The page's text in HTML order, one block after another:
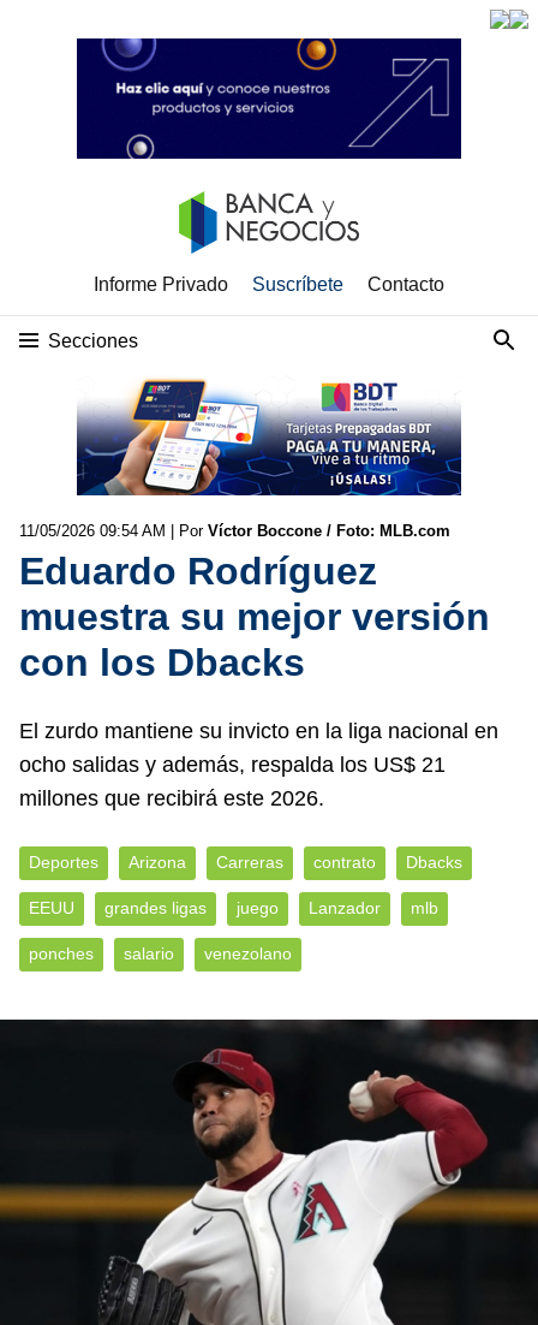
Informe Privado Suscríbete Contacto
Secciones
11/05/2026 09:54 AM | Por Víctor Boccone / Foto: MLB.com
Eduardo Rodríguez
muestra su mejor versión
con los Dbacks
El zurdo mantiene su invicto en la liga nacional en
ocho salidas y además, respalda los US$ 21
millones que recibirá este 2026.
Deportes Arizona Carreras contrato Dbacks
EEUU grandes ligas juego Lanzador mlb
ponches salario venezolano